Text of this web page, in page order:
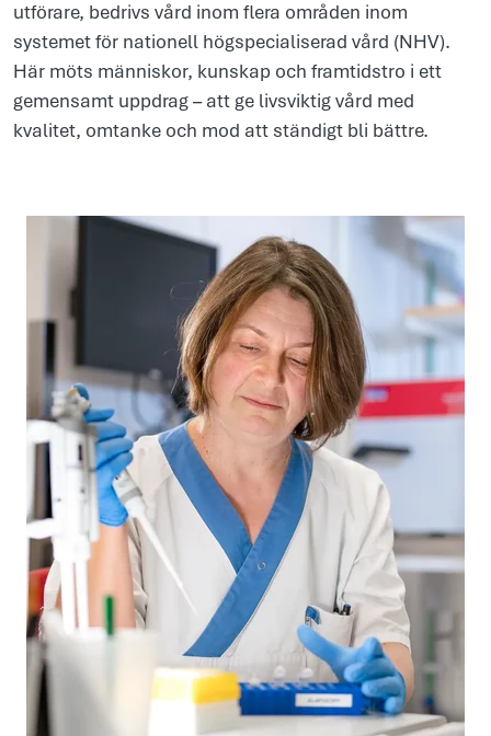
utförare, bedrivs vård inom flera områden inom
systemet för nationell högspecialiserad vård (NHV).
Här möts människor, kunskap och framtidstro i ett
gemensamt uppdrag – att ge livsviktig vård med
kvalitet, omtanke och mod att ständigt bli bättre.